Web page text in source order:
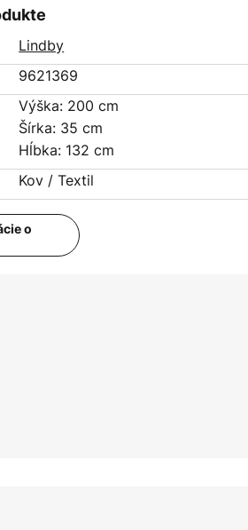
Lindby
9621369
Výška: 200 cm
Šírka: 35 cm
Hĺbka: 132 cm
Kov / Textil
o